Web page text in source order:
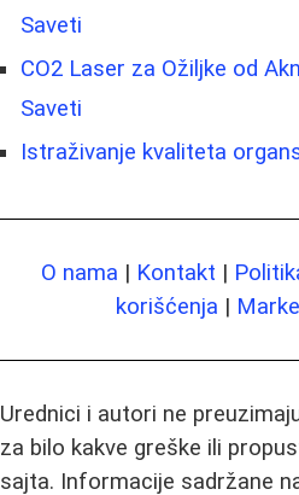
Saveti
CO2 Laser za Ožiljke od
Saveti
Istraživanje kvaliteta
O nama | Kontakt |
korišćenja |
Urednici i autori ne
za bilo kakve greške ili
sajta. Informacije sadržane